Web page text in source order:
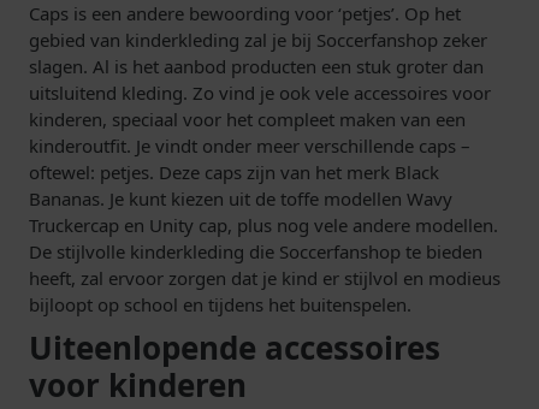
Caps is een andere bewoording voor ‘petjes’. Op het
gebied van kinderkleding zal je bij Soccerfanshop zeker
slagen. Al is het aanbod producten een stuk groter dan
uitsluitend kleding. Zo vind je ook vele accessoires voor
kinderen, speciaal voor het compleet maken van een
kinderoutfit. Je vindt onder meer verschillende caps –
oftewel: petjes. Deze caps zijn van het merk Black
Bananas. Je kunt kiezen uit de toffe modellen Wavy
Truckercap en Unity cap, plus nog vele andere modellen.
De stijlvolle kinderkleding die Soccerfanshop te bieden
heeft, zal ervoor zorgen dat je kind er stijlvol en modieus
bijloopt op school en tijdens het buitenspelen.
Uiteenlopende accessoires
voor kinderen